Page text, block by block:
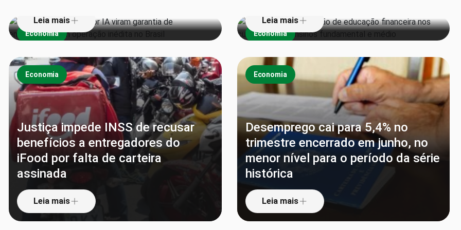
Economia
Leia mais
Economia
Leia mais
Economia
Justiça impede INSS de recusar
benefícios a entregadores do
iFood por falta de carteira
assinada
Leia mais
Economia
Desemprego cai para 5,4% no
trimestre encerrado em junho, no
menor nível para o período da série
histórica
Leia mais